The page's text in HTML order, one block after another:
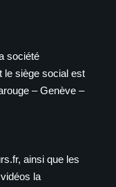
société
le siège social est
– Genève –
, ainsi que les
la